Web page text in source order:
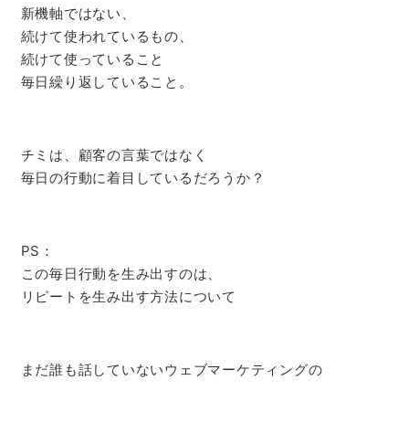
新機軸ではない、
続けて使われているもの、
続けて使っていること
毎日繰り返していること。
チミは、顧客の言葉ではなく
毎日の行動に着目しているだろうか？
PS：
この毎日行動を生み出すのは、
リピートを生み出す方法について
まだ誰も話していないウェブマーケティングの